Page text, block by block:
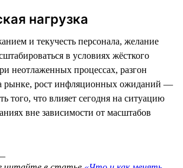
нагрузка
и текучесть персонала, желание
в условиях жёсткого
неотлаженных процессах, разгон
рынке, рост инфляционных ожиданий —
того, что влияет сегодня на ситуацию
вне зависимости от масштабов